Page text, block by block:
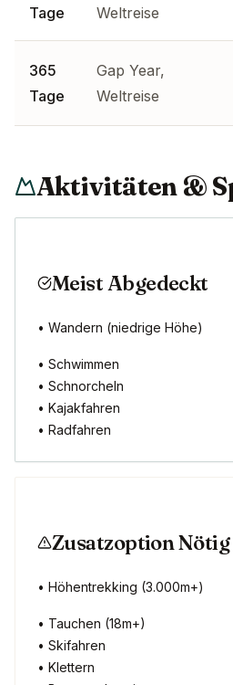
Tage
Weltreise
365
Tage
Gap Year,
Weltreise
Aktivitäten &
Meist Abgedeckt
• Wandern (niedrige Höhe)
• Schwimmen
• Schnorcheln
• Kajakfahren
• Radfahren
Zusatzoption Nötig
• Höhentrekking (3.000m+)
• Tauchen (18m+)
• Skifahren
• Klettern